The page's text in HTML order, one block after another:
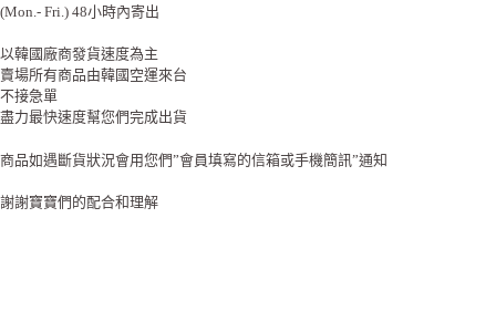
(Mon.- Fri.) 48小時內寄出
以韓國廠商發貨速度為主
賣場所有商品由韓國空運來台
不接急單
盡力最快速度幫您們完成出貨
商品如遇斷貨狀況會用您們”會員填寫的信箱或手機簡訊”通知
謝謝寶寶們的配合和理解